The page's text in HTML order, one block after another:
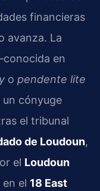
financieras
avanza. La
en
o pendente lite
cónyuge
el tribunal
de Loudoun,
el Loudoun
en el 18 East